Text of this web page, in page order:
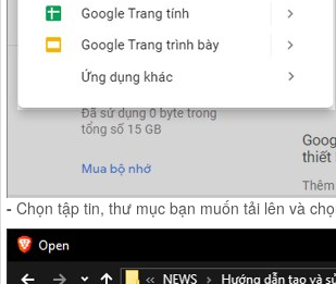
- Chọn tập tin, thư mục bạn muốn tải lên và